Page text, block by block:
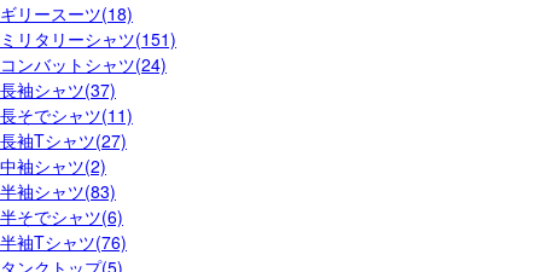
ギリースーツ(18)
ミリタリーシャツ(151)
コンバットシャツ(24)
長袖シャツ(37)
長そでシャツ(11)
長袖Tシャツ(27)
中袖シャツ(2)
半袖シャツ(83)
半そでシャツ(6)
半袖Tシャツ(76)
タンクトップ(5)